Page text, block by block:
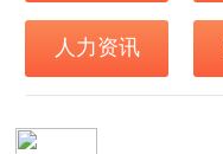
人力资讯